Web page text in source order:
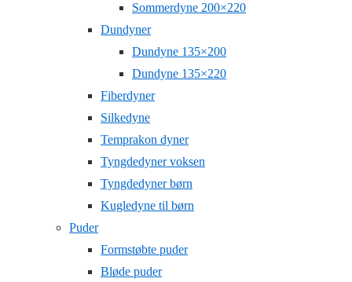
Sommerdyne 200×220
Dundyner
Dundyne 135×200
Dundyne 135×220
Fiberdyner
Silkedyne
Temprakon dyner
Tyngdedyner voksen
Tyngdedyner børn
Kugledyne til børn
Puder
Formstøbte puder
Bløde puder